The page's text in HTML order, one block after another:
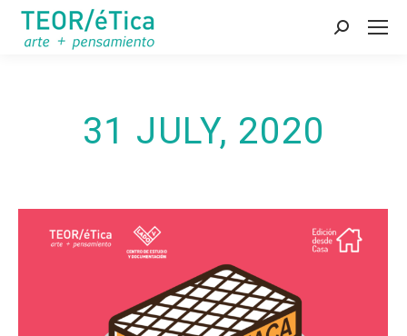
Search:
31 JULY, 2020